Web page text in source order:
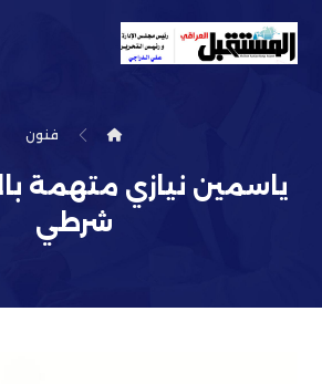
فنون
ياسمين نيازي متهمة
شرطي